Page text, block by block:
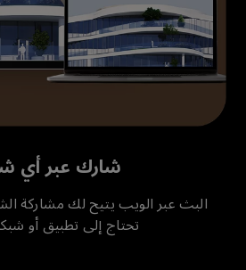
شارك عبر أي
البث عبر الويب يتيح لك مشاركة
تحتاج إلى تطبيق أو